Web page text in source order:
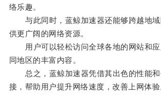
络乐趣。
与此同时，蓝鲸加速器还能够跨越地域
供更广阔的网络资源。
用户可以轻松访问全球各地的网站和应
同地区的丰富内容。
总之，蓝鲸加速器凭借其出色的性能和
接，帮助用户提升网络速度，改善上网体验